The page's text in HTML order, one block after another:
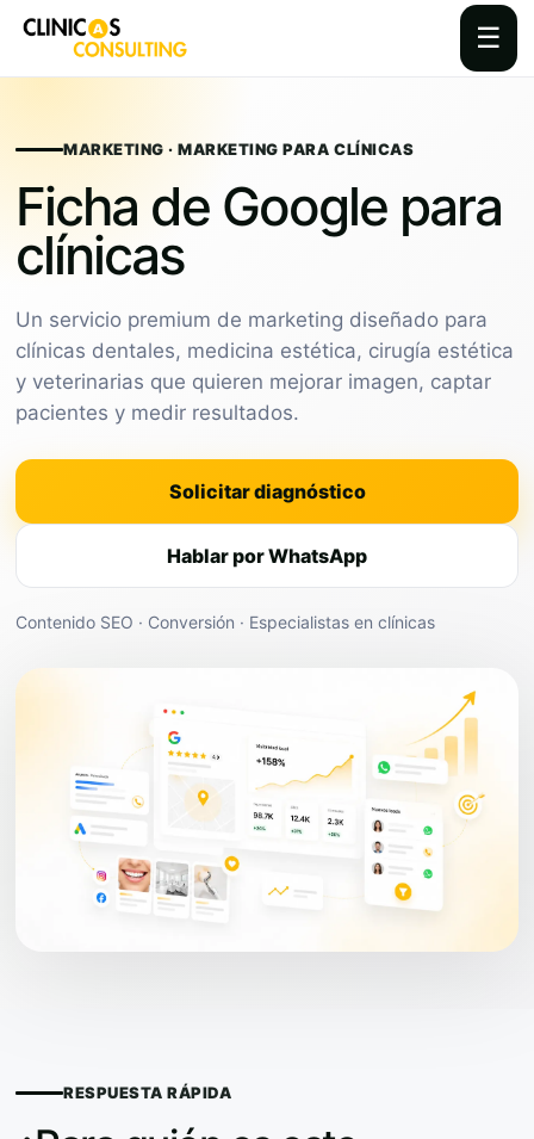
☰
contentMARKETING · MARKETING PARA CLÍNICAS
Ficha de Google para
clínicas
Un servicio premium de marketing diseñado para
clínicas dentales, medicina estética, cirugía estética
y veterinarias que quieren mejorar imagen, captar
pacientes y medir resultados.
Solicitar diagnóstico
Hablar por WhatsApp
Contenido SEO · Conversión · Especialistas en clínicas
RESPUESTA RÁPIDA